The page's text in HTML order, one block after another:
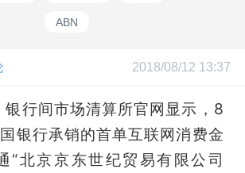
ABN
2018/08/12 13:37
银行间市场清算所官网显示，8
银行承销的首单互联网消费金
“北京京东世纪贸易有限公司